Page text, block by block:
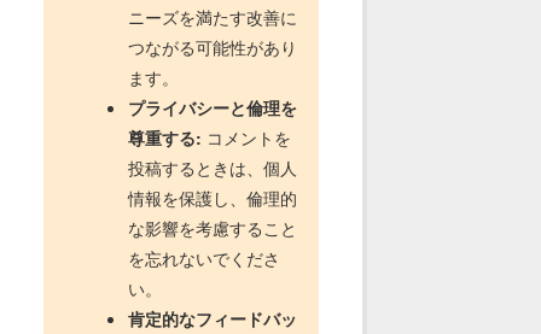
ニーズを満たす改善に
つながる可能性があり
ます。
プライバシーと倫理を
尊重する: コメントを
投稿するときは、個人
情報を保護し、倫理的
な影響を考慮すること
を忘れないでくださ
い。
肯定的なフィードバッ